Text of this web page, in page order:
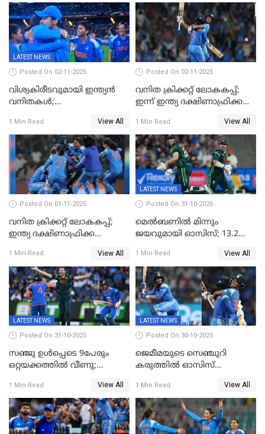
കൂറ്റൻ ലീഡ്
LATEST NEWS
Posted On 02-11-2025
വിശ്വകിരീടവുമായി ഇന്ത്യൻ
വനിതകൾ;
ഇന്ത്യയ്ക്ക് വനിതാ ക്രിക്കറ്റ്
ലോകകപ്പ്
1 Min Read View All
Posted On 02-11-2025
വനിത ക്രിക്കറ്റ് ലോകകപ്പ്;
ഇന്ന് ഇന്ത്യ ദക്ഷിണാഫ്രിക്ക
1 Min Read View All
Posted On 01-11-2025
വനിത ക്രിക്കറ്റ് ലോകകപ്പ്;
ഇന്ത്യ ദക്ഷിണാഫ്രിക്ക
1 Min Read View All
LATEST NEWS
Posted On 31-10-2025
മെൽബണിൽ മിന്നും
ജയവുമായി ഓസിസ്; 13.2
പരമ്പരയിൽ ലീഡ്
1 Min Read View All
LATEST NEWS
Posted On 31-10-2025
സഞ്ജു ഉൾപ്പെടെ 9പേരും
ഒറ്റയക്കത്തിൽ വീണു;
ഹര്‍ഷിതും മാത്രം;
മെല്‍ബണില്‍
ഇന്ത്യയ്‌ക്കെതിരെ ഓസീസ്
ലക്ഷ്യം 126 റണ്‍സ്
1 Min Read View All
LATEST NEWS
Posted On 30-10-2025
ജെമീമയുടെ സെഞ്ചുറി
കരുത്തിൽ ഓസിസ്
തകർന്നു; അഞ്ച് വിക്കറ്റ്
ജയവുമായി ഇന്ത്യൻ
വനിതകൾ ലോകകപ്പ്
കലാശപ്പോരിന്
1 Min Read View All